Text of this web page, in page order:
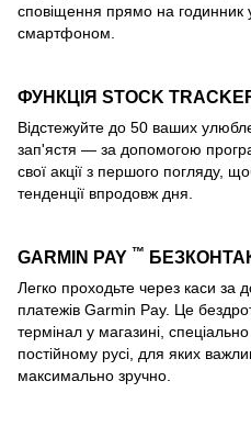
сповіщення прямо на годинник
смартфоном.
ФУНКЦІЯ STOCK
Відстежуйте до 50 ваших
зап'ястя — за допомогою
свої акції з першого погляду,
тенденції впродовж дня.
GARMIN PAY ™
Легко проходьте через каси за
платежів Garmin Pay. Це
термінал у магазині,
постійному русі, для яких
максимально зручно.